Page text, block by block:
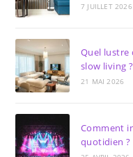
7 JUILLET 2026
Quel lustre
slow living ?
21 MAI 2026
Comment
quotidien ?